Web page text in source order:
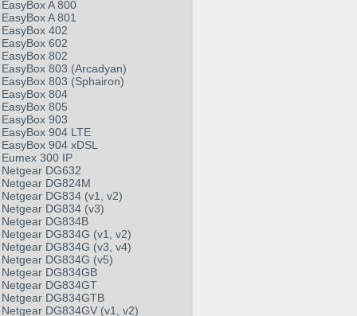
EasyBox A 800
EasyBox A 801
EasyBox 402
EasyBox 602
EasyBox 802
EasyBox 803 (Arcadyan)
EasyBox 803 (Sphairon)
EasyBox 804
EasyBox 805
EasyBox 903
EasyBox 904 LTE
EasyBox 904 xDSL
Eumex 300 IP
Netgear DG632
Netgear DG824M
Netgear DG834 (v1, v2)
Netgear DG834 (v3)
Netgear DG834B
Netgear DG834G (v1, v2)
Netgear DG834G (v3, v4)
Netgear DG834G (v5)
Netgear DG834GB
Netgear DG834GT
Netgear DG834GTB
Netgear DG834GV (v1, v2)